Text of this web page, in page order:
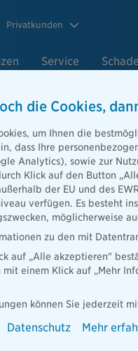
Privatkunden
Service
Sie einfach unser
Schaden zu melden.
Alle Angaben digital
die Cookies,
um Ihnen die
dass Ihre
Analytics), sowie zur
Klick auf den Button
der EU und des
verfügen. Es besteht
möglicherweise
zu den mit
auf „Alle akzeptieren"
mit einem Klick auf „Mehr
können Sie jederzeit
Datenschutz Mehr